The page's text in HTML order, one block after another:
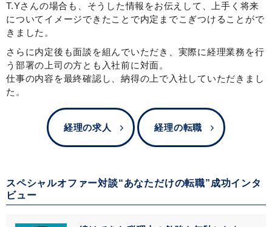
T.Yさんの場合も、そうした情報をお伝えして、上手く将来
についてイメージできたことで内定までこぎつけることがで
きました。
さらに内定後も面談を組んでいただき、実際に経理業務を行
う部署の上司の方とも入社前に対面。
仕事の内容を最終確認し、納得の上で入社していただきまし
た。
経理の求人 経理の転職
スペシャルオファー対談“あなただけの転職”成功インタ
ビュー